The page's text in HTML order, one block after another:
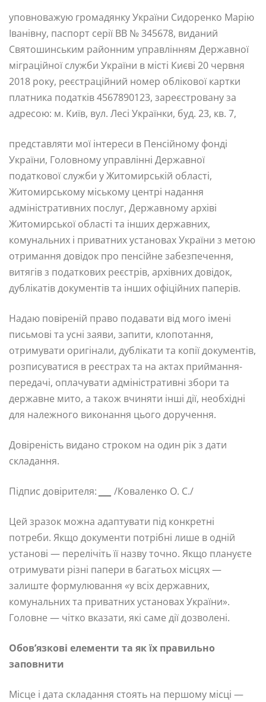
уповноважую громадянку України Сидоренко Марію
Іванівну, паспорт серії ВВ № 345678, виданий
Святошинським районним управлінням Державної
міграційної служби України в місті Києві 20 червня
2018 року, реєстраційний номер облікової картки
платника податків 4567890123, зареєстровану за
адресою: м. Київ, вул. Лесі Українки, буд. 23, кв. 7,
представляти мої інтереси в Пенсійному фонді
України, Головному управлінні Державної
податкової служби у Житомирській області,
Житомирському міському центрі надання
адміністративних послуг, Державному архіві
Житомирської області та інших державних,
комунальних і приватних установах України з метою
отримання довідок про пенсійне забезпечення,
витягів з податкових реєстрів, архівних довідок,
дублікатів документів та інших офіційних паперів.
Надаю повіреній право подавати від мого імені
письмові та усні заяви, запити, клопотання,
отримувати оригінали, дублікати та копії документів,
розписуватися в реєстрах та на актах приймання-
передачі, оплачувати адміністративні збори та
державне мито, а також вчиняти інші дії, необхідні
для належного виконання цього доручення.
Довіреність видано строком на один рік з дати
складання.
Підпис довірителя: /Коваленко О. С./
Цей зразок можна адаптувати під конкретні
потреби. Якщо документи потрібні лише в одній
установі — перелічіть її назву точно. Якщо плануєте
отримувати різні папери в багатьох місцях —
залиште формулювання «у всіх державних,
комунальних та приватних установах України».
Головне — чітко вказати, які саме дії дозволені.
Обов’язкові елементи та як їх правильно
заповнити
Місце і дата складання стоять на першому місці —